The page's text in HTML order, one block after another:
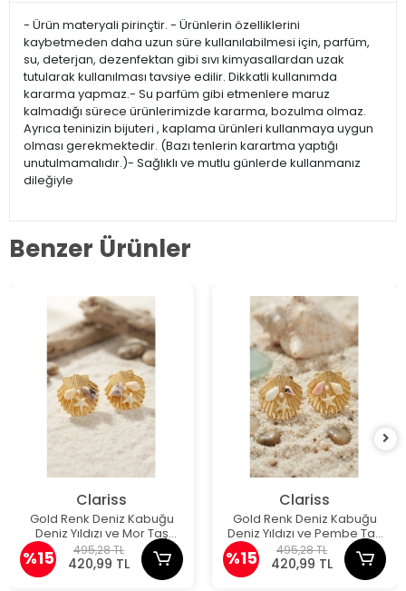
- Ürün materyali pirinçtir. - Ürünlerin özelliklerini
kaybetmeden daha uzun süre kullanılabilmesi için, parfüm,
su, deterjan, dezenfektan gibi sıvı kimyasallardan uzak
tutularak kullanılması tavsiye edilir. Dikkatli kullanımda
kararma yapmaz.- Su parfüm gibi etmenlere maruz
kalmadığı sürece ürünlerimizde kararma, bozulma olmaz.
Ayrıca teninizin bijuteri , kaplama ürünleri kullanmaya uygun
olması gerekmektedir. (Bazı tenlerin karartma yaptığı
unutulmamalıdır.)- Sağlıklı ve mutlu günlerde kullanmanız
dileğiyle
Benzer Ürünler
Clariss
Gold Renk Deniz Kabuğu
Deniz Yıldızı ve Mor Taş
Detaylı Küpe
%15 495,28 TL
420,99 TL
Clariss
Gold Renk Deniz Kabuğu
Deniz Yıldızı ve Pembe Taş
Detaylı Küpe
%15 495,28 TL
420,99 TL